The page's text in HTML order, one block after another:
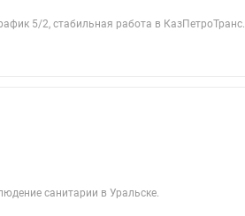
5/2, стабильная работа в КазПетроТранс.
санитарии в Уральске.